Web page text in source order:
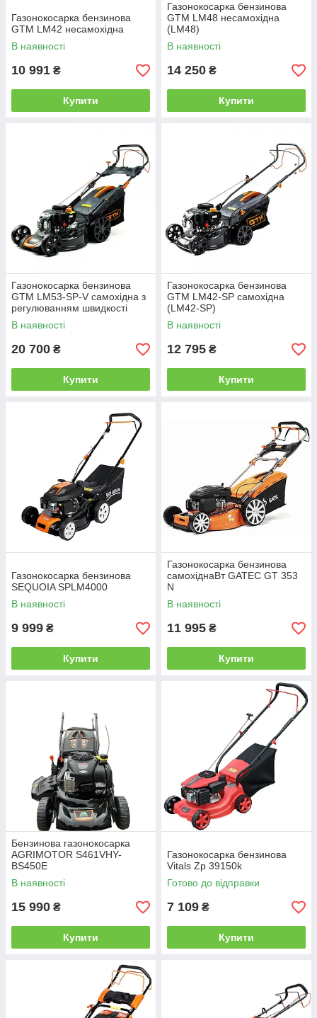
Газонокосарка бензинова
GTM LM42 несамохідна
В наявності
10 991 ₴
Купити
Газонокосарка бензинова
GTM LM48 несамохідна
(LM48)
В наявності
14 250 ₴
Купити
Газонокосарка бензинова
GTM LM53-SP-V самохідна з
регулюванням швидкості
В наявності
20 700 ₴
Купити
Газонокосарка бензинова
GTM LM42-SP самохідна
(LM42-SP)
В наявності
12 795 ₴
Купити
Газонокосарка бензинова
SEQUOIA SPLM4000
В наявності
9 999 ₴
Купити
Газонокосарка бензинова
самохіднаВт GATEC GT 353
N
В наявності
11 995 ₴
Купити
Бензинова газонокосарка
AGRIMOTOR S461VHY-
BS450E
В наявності
15 990 ₴
Купити
Газонокосарка бензинова
Vitals Zp 39150k
Готово до відправки
7 109 ₴
Купити